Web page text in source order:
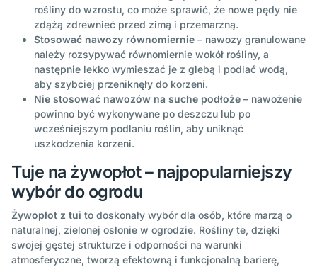
rośliny do wzrostu, co może sprawić, że nowe pędy nie
zdążą zdrewnieć przed zimą i przemarzną.
Stosować nawozy równomiernie – nawozy granulowane
należy rozsypywać równomiernie wokół rośliny, a
następnie lekko wymieszać je z glebą i podlać wodą,
aby szybciej przeniknęły do korzeni.
Nie stosować nawozów na suche podłoże – nawożenie
powinno być wykonywane po deszczu lub po
wcześniejszym podlaniu roślin, aby uniknąć
uszkodzenia korzeni.
Tuje na żywopłot – najpopularniejszy
wybór do ogrodu
Żywopłot z tui to doskonały wybór dla osób, które marzą o
naturalnej, zielonej osłonie w ogrodzie. Rośliny te, dzięki
swojej gęstej strukturze i odporności na warunki
atmosferyczne, tworzą efektowną i funkcjonalną barierę,